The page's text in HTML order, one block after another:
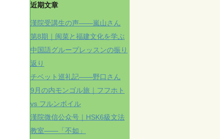
近期文章
漢院受講生の声——嵐山さん
第8期｜闽菜と福建文化を学ぶ
中国語グループレッスンの振り
返り
チベット巡礼記——野口さん
9月の内モンゴル旅｜フフホト
vs フルンボイル
漢院微信公众号｜HSK6級文法
教室——「不如」